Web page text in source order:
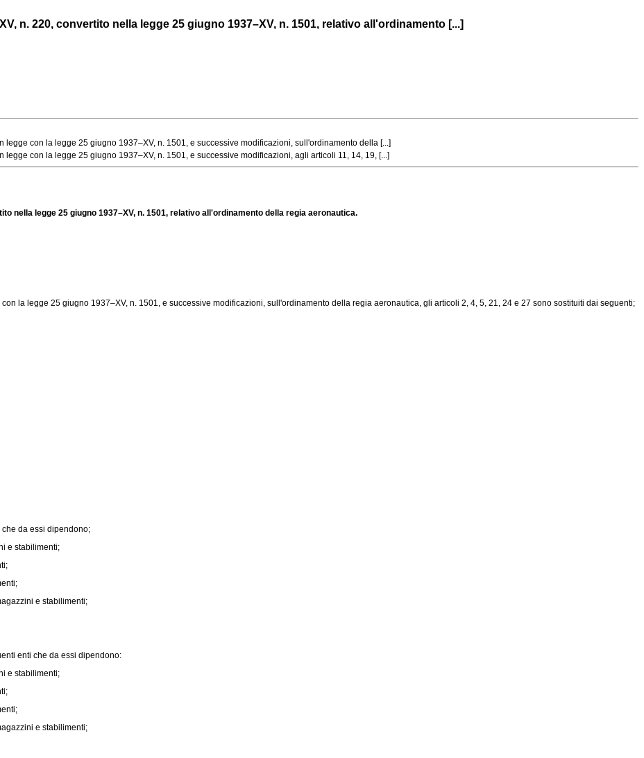
n. 220, convertito nella legge 25 giugno 1937–XV, n. 1501, relativo all'ordinamento [...]
con la legge 25 giugno 1937–XV, n. 1501, e successive modificazioni, sull'ordinamento della [...]
con la legge 25 giugno 1937–XV, n. 1501, e successive modificazioni, agli articoli 11, 14, 19, [...]
nella legge 25 giugno 1937–XV, n. 1501, relativo all'ordinamento della regia aeronautica.
la legge 25 giugno 1937–XV, n. 1501, e successive modificazioni, sull'ordinamento della regia aeronautica, gli articoli 2, 4, 5, 21, 24 e 27 sono sostituiti dai seguenti;
da essi dipendono;
e stabilimenti;
e stabilimenti;
enti che da essi dipendono:
e stabilimenti;
e stabilimenti;